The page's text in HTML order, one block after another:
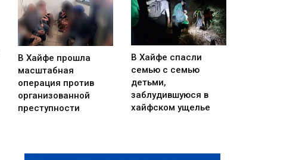
В Хайфе прошла
масштабная
операция против
организованной
преступности
В Хайфе спасли
семью с семью
детьми,
заблудившуюся в
хайфском ущелье